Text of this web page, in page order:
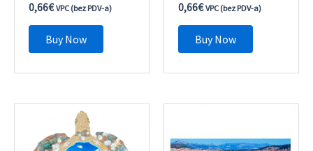
0,66€ VPC (bez PDV-a)
Buy Now
0,66€ VPC (bez PDV-a)
Buy Now